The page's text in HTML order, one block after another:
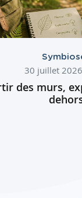
30 juillet
des murs,